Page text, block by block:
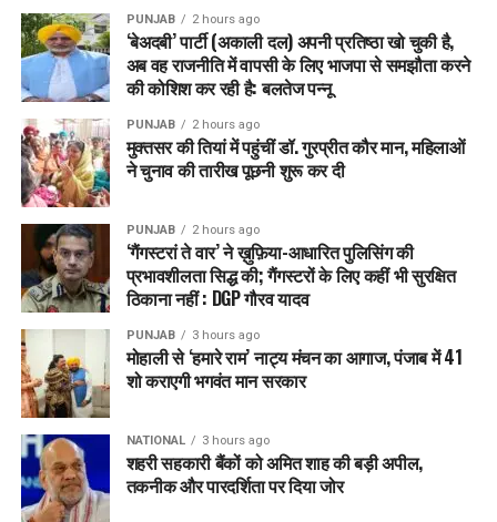
और पार्षद अब ज़मीनी स्तर पर मान साहब के साथ हाथ मिलाएंगे। हम सब
मिलकर पंजाब के विकास की रफ़्तार को और तेज़ करेंगे और 2027 में एक
बार फिर पंजाब में जीत का परचम लहराएंगे।
RELATED TOPICS: LATEST NEWS
TRENDING
UP NEXT
पंजाब म्यूनिसिपल चुनावों में आम आदमी पार्टी की ऐतिहासिक जीत
DON'T MISS
जातिसूचक टिप्पणी मामले में रवनीत बिट्टू के खिलाफ SC आयोग का
बड़ा एक्शन
PUNJAB 2 hours ago
‘बेअदबी’ पार्टी (अकाली दल) अपनी प्रतिष्ठा खो चुकी है,
अब वह राजनीति में वापसी के लिए भाजपा से समझौता करने
की कोशिश कर रही है: बलतेज पन्नू
PUNJAB 2 hours ago
मुक्तसर की तियां में पहुंचीं डॉ. गुरप्रीत कौर मान, महिलाओं
ने चुनाव की तारीख पूछनी शुरू कर दी
PUNJAB 2 hours ago
‘गैंगस्टरां ते वार’ ने ख़ुफ़िया-आधारित पुलिसिंग की
प्रभावशीलता सिद्ध की; गैंगस्टरों के लिए कहीं भी सुरक्षित
ठिकाना नहीं : DGP गौरव यादव
PUNJAB 3 hours ago
मोहाली से ‘हमारे राम’ नाट्य मंचन का आगाज, पंजाब में 41
शो कराएगी भगवंत मान सरकार
NATIONAL 3 hours ago
शहरी सहकारी बैंकों को अमित शाह की बड़ी अपील,
तकनीक और पारदर्शिता पर दिया जोर